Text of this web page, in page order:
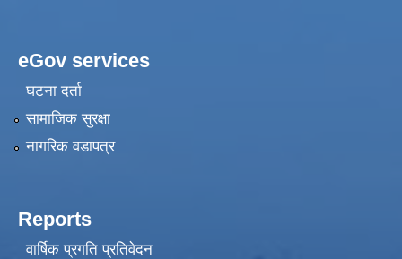
eGov services
घटना दर्ता
सामाजिक सुरक्षा
नागरिक वडापत्र
Reports
वार्षिक प्रगति प्रतिवेदन